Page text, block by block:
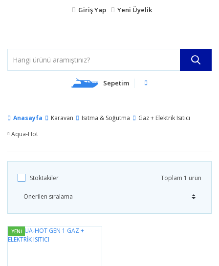
Giriş Yap Yeni Üyelik
Sepetim
Anasayfa Karavan Isıtma & Soğutma
Gaz + Elektrik Isıtıcı
Aqua-Hot
Stoktakiler Toplam 1 ürün
YENİ